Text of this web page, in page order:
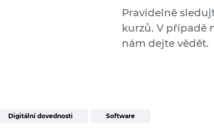
Pravidelně
kurzů. V případě
nám dejte vědět.
Digitální dovednosti Software